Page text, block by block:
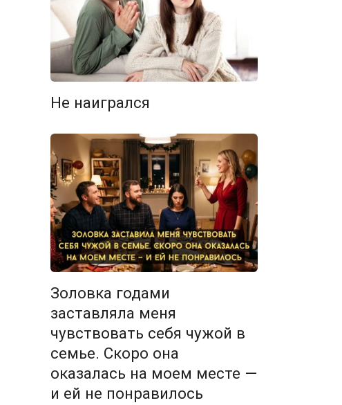
Не наигрался
Золовка годами
заставляла меня
чувствовать себя чужой в
семье. Скоро она
оказалась на моем месте —
и ей не понравилось